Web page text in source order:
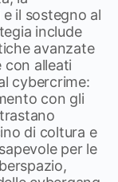
il sostegno al
include
avanzate
con alleati
cybercrime:
con gli
di coltura e
per le